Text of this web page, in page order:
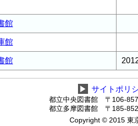
館
館
館
▶ サイトポリ
都立中央図書館 〒106-
都立多摩図書館 〒185-
Copyright © 2015 東